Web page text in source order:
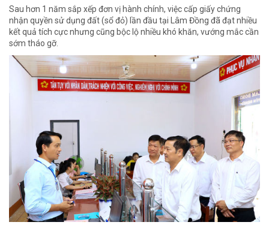
Sau hơn 1 năm sắp xếp đơn vị hành chính, việc cấp giấy chứng
nhận quyền sử dụng đất (sổ đỏ) lần đầu tại Lâm Đồng đã đạt nhiều
kết quả tích cực nhưng cũng bộc lộ nhiều khó khăn, vướng mắc cần
sớm tháo gỡ.